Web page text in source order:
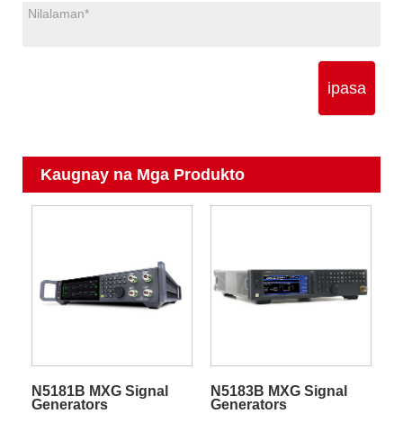
ipasa
Kaugnay na Mga Produkto
N5181B MXG Signal
Generators
N5183B MXG Signal
Generators